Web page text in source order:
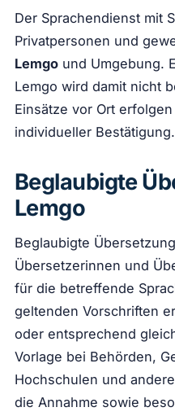
Der Sprachendienst mit
Privatpersonen und
Lemgound Umgebung.
Lemgo wird damit nicht
Einsätze vor Ort
individueller Bestätigung.
Beglaubigte
Lemgo
Beglaubigte
Übersetzerinnen und
für die betreffende
geltenden Vorschriften
oder entsprechend
Vorlage bei Behörden,
Hochschulen und
die Annahme sowie